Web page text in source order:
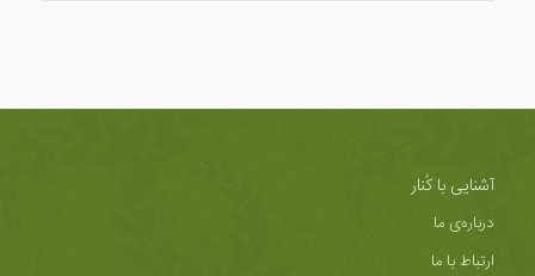
آشنایی با کُنار
درباره‌ی ما
ارتباط با ما